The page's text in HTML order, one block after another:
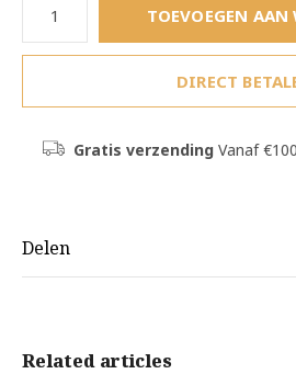
TOEVOEGEN
DIRECT
Gratis verzendingVanaf
Delen
Related articles